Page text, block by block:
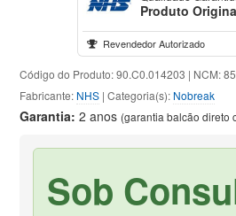
Produto
Revendedor Autorizado
Código do Produto: 90.C0.014203 | NCM:
Fabricante: NHS | Categoria(s): Nobreak
Garantia:2 anos (garantia balcão direto
Sob